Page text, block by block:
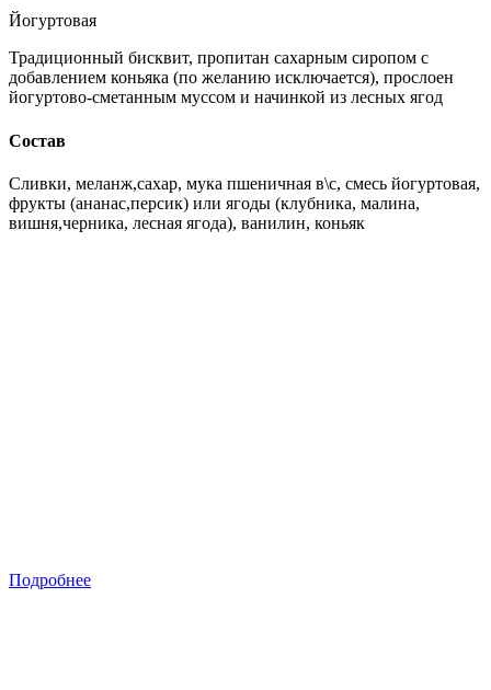
Йогуртовая
Традиционный бисквит, пропитан сахарным сиропом с
добавлением коньяка (по желанию исключается), прослоен
йогуртово-сметанным муссом и начинкой из лесных ягод
Состав
Сливки, меланж,сахар, мука пшеничная в\с, смесь йогуртовая,
фрукты (ананас,персик) или ягоды (клубника, малина,
вишня,черника, лесная ягода), ванилин, коньяк
Подробнее